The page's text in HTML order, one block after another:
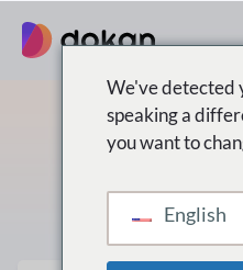
contenido
We've detected
speaking a
you want to
English